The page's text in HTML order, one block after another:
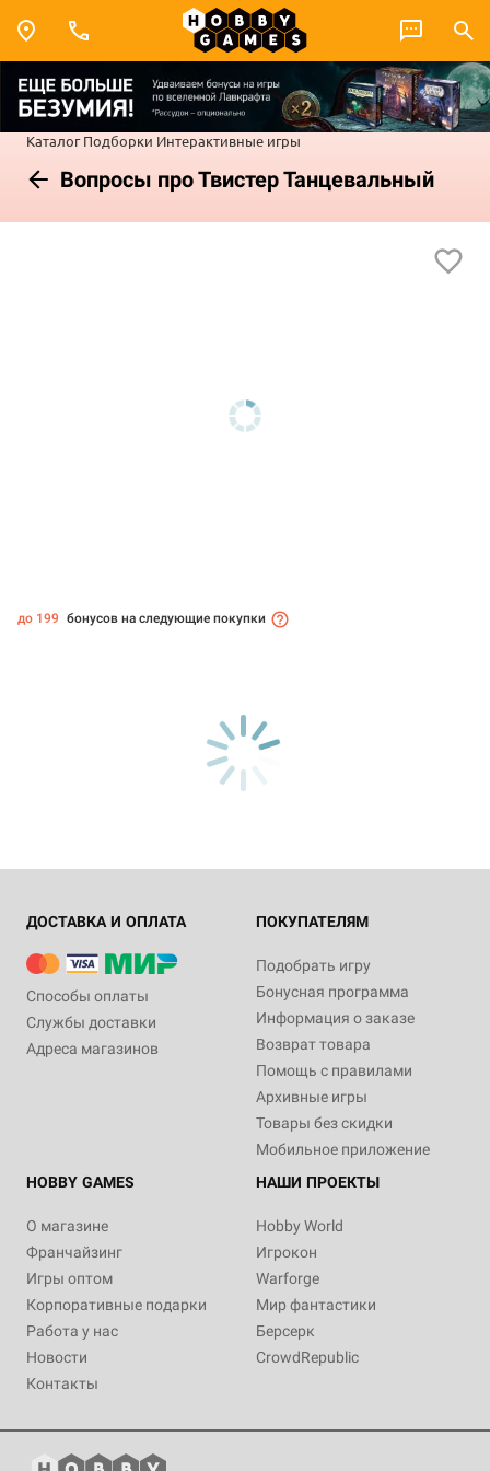
Каталог Подборки Интерактивные игры
Вопросы про Твистер Танцевальный
до 199 бонусов на следующие покупки
ДОСТАВКА И ОПЛАТА
Способы оплаты
Службы доставки
Адреса магазинов
ПОКУПАТЕЛЯМ
Подобрать игру
Бонусная программа
Информация о заказе
Возврат товара
Помощь с правилами
Архивные игры
Товары без скидки
Мобильное приложение
HOBBY GAMES
О магазине
Франчайзинг
Игры оптом
Корпоративные подарки
Работа у нас
Новости
Контакты
НАШИ ПРОЕКТЫ
Hobby World
Игрокон
Warforge
Мир фантастики
Берсерк
CrowdRepublic